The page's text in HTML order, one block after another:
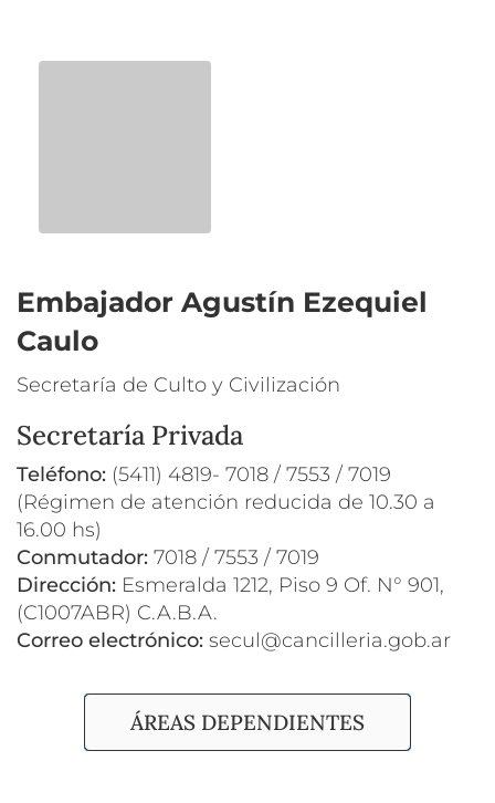
Embajador Agustín Ezequiel
Caulo
Secretaría de Culto y Civilización
Secretaría Privada
Teléfono: (5411) 4819- 7018 / 7553 / 7019
(Régimen de atención reducida de 10.30 a
16.00 hs)
Conmutador: 7018 / 7553 / 7019
Dirección: Esmeralda 1212, Piso 9 Of. N° 901,
(C1007ABR) C.A.B.A.
Correo electrónico: secul@cancilleria.gob.ar
ÁREAS DEPENDIENTES